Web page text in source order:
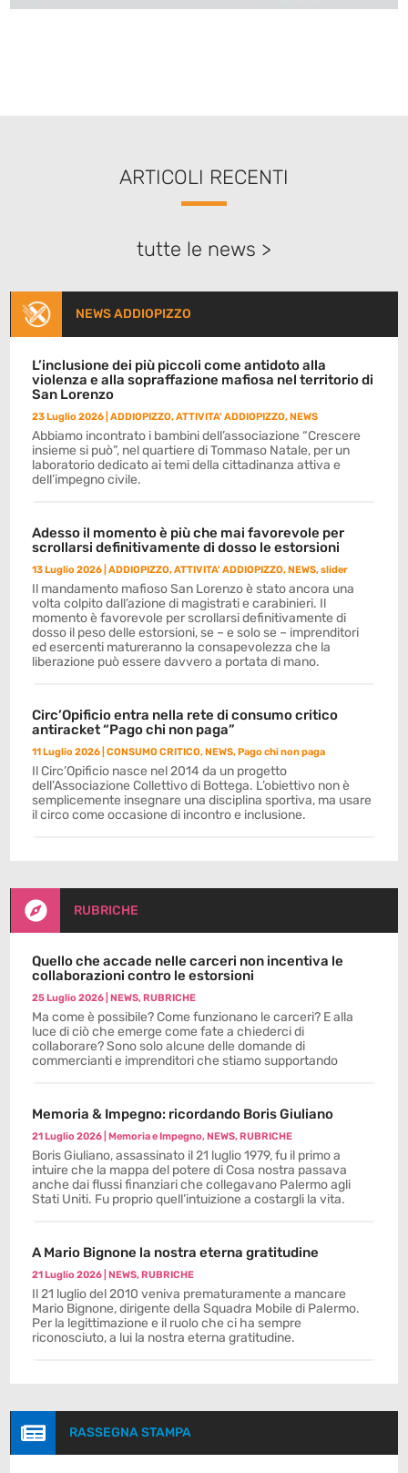
ARTICOLI RECENTI
tutte le news >
NEWS ADDIOPIZZO
L’inclusione dei più piccoli come antidoto alla
violenza e alla sopraffazione mafiosa nel territorio di
San Lorenzo
23 Luglio 2026 |ADDIOPIZZO,ATTIVITA' ADDIOPIZZO,NEWS
Abbiamo incontrato i bambini dell’associazione “Crescere
insieme si può”, nel quartiere di Tommaso Natale, per un
laboratorio dedicato ai temi della cittadinanza attiva e
dell’impegno civile.
Adesso il momento è più che mai favorevole per
scrollarsi definitivamente di dosso le estorsioni
13 Luglio 2026 |ADDIOPIZZO,ATTIVITA' ADDIOPIZZO,NEWS,slider
Il mandamento mafioso San Lorenzo è stato ancora una
volta colpito dall’azione di magistrati e carabinieri. Il
momento è favorevole per scrollarsi definitivamente di
dosso il peso delle estorsioni, se – e solo se – imprenditori
ed esercenti matureranno la consapevolezza che la
liberazione può essere davvero a portata di mano.
Circ’Opificio entra nella rete di consumo critico
antiracket “Pago chi non paga”
11 Luglio 2026 |CONSUMO CRITICO,NEWS,Pago chi non paga
Il Circ’Opificio nasce nel 2014 da un progetto
dell’Associazione Collettivo di Bottega. L’obiettivo non è
semplicemente insegnare una disciplina sportiva, ma usare
il circo come occasione di incontro e inclusione.
 RUBRICHE
Quello che accade nelle carceri non incentiva le
collaborazioni contro le estorsioni
25 Luglio 2026 |NEWS,RUBRICHE
Ma come è possibile? Come funzionano le carceri? E alla
luce di ciò che emerge come fate a chiederci di
collaborare? Sono solo alcune delle domande di
commercianti e imprenditori che stiamo supportando
Memoria & Impegno: ricordando Boris Giuliano
21 Luglio 2026 |Memoria e Impegno,NEWS,RUBRICHE
Boris Giuliano, assassinato il 21 luglio 1979, fu il primo a
intuire che la mappa del potere di Cosa nostra passava
anche dai flussi finanziari che collegavano Palermo agli
Stati Uniti. Fu proprio quell’intuizione a costargli la vita.
A Mario Bignone la nostra eterna gratitudine
21 Luglio 2026 |NEWS,RUBRICHE
Il 21 luglio del 2010 veniva prematuramente a mancare
Mario Bignone, dirigente della Squadra Mobile di Palermo.
Per la legittimazione e il ruolo che ci ha sempre
riconosciuto, a lui la nostra eterna gratitudine.
 RASSEGNA STAMPA